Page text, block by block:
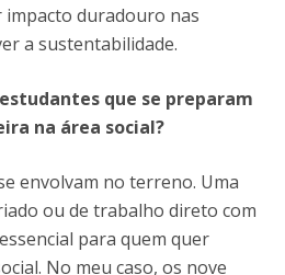
duradouro nas
a sustentabilidade.
que se preparam
na área social?
envolvam no terreno. Uma
ou de trabalho direto com
para quem quer
No meu caso, os nove